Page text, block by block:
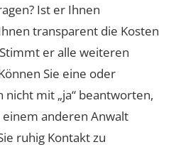
Ist er Ihnen
transparent die Kosten
er alle weiteren
Sie eine oder
mit „ja“ beantworten,
einem anderen Anwalt
ruhig Kontakt zu